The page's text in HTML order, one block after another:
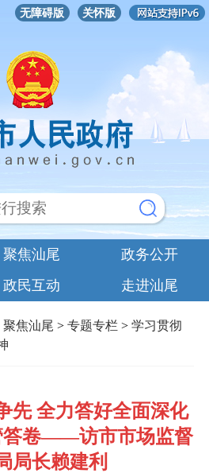
无障碍版 关怀版
聚焦汕尾
政务公开
政民互动 走进汕尾
聚焦汕尾 >专题专栏 >学习贯彻
先 全力答好全面深化
答卷——访市市场监督
局长赖建利